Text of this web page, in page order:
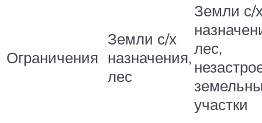
Ограничения
Земли с/х
назначения,
лес
Земли с/
лес,
участки